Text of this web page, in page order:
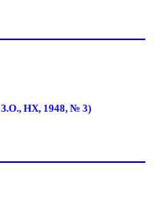
З.О., НХ, 1948, № 3)